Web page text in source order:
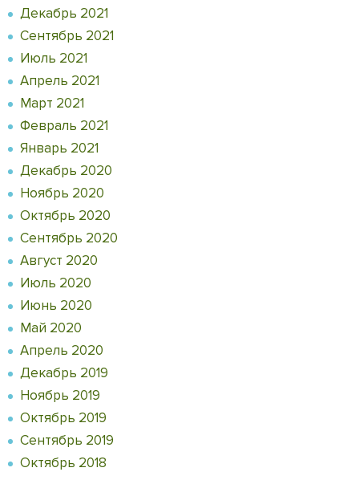
Декабрь 2021
Сентябрь 2021
Июль 2021
Апрель 2021
Март 2021
Февраль 2021
Январь 2021
Декабрь 2020
Ноябрь 2020
Октябрь 2020
Сентябрь 2020
Август 2020
Июль 2020
Июнь 2020
Май 2020
Апрель 2020
Декабрь 2019
Ноябрь 2019
Октябрь 2019
Сентябрь 2019
Октябрь 2018